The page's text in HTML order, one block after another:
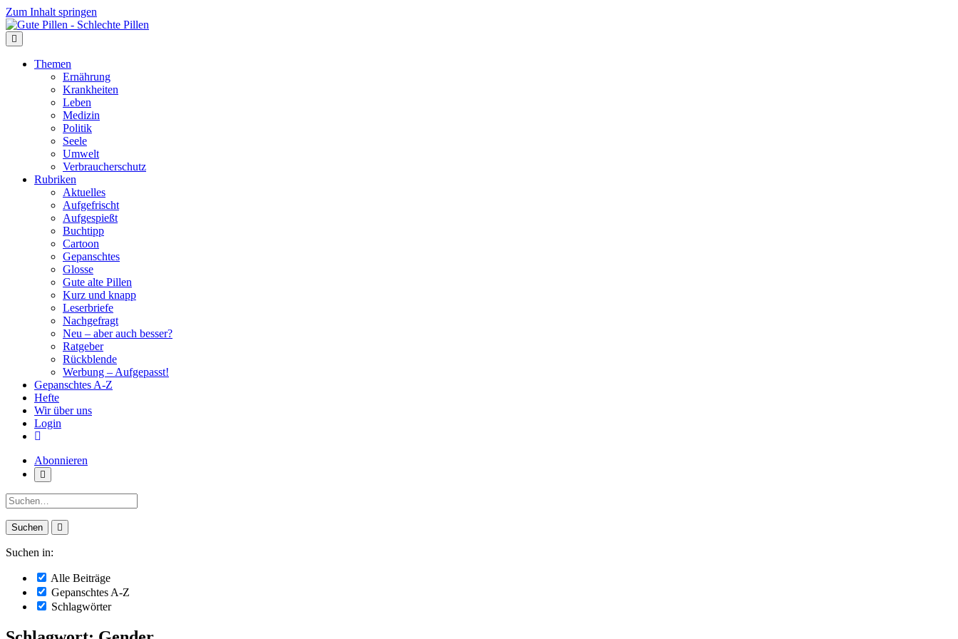
Zum Inhalt springen
Themen
Ernährung
Krankheiten
Leben
Medizin
Politik
Seele
Umwelt
Verbraucherschutz
Rubriken
Aktuelles
Aufgefrischt
Aufgespießt
Buchtipp
Cartoon
Gepanschtes
Glosse
Gute alte Pillen
Kurz und knapp
Leserbriefe
Nachgefragt
Neu – aber auch besser?
Ratgeber
Rückblende
Werbung – Aufgepasst!
Gepanschtes A-Z
Hefte
Wir über uns
Login
Abonnieren
Suche:
Suchen in:
Alle Beiträge
Gepanschtes A-Z
Schlagwörter